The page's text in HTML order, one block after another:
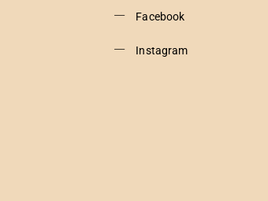
Facebook
Instagram